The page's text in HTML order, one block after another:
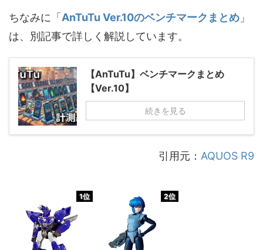
ちなみに「 AnTuTu Ver.10のベンチマークまとめ 」
は、別記事で詳しく解説しています。
【AnTuTu】ベンチマークまとめ
【Ver.10】
続きを見る
引用元： AQUOS R9
1位 2位